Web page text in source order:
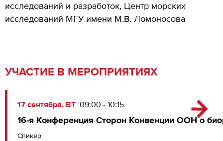
исследований и разработок, Центр морских
исследований МГУ имени М.В. Ломоносова
УЧАСТИЕ В МЕРОПРИЯТИЯХ
17 сентября, ВТ 09:00 - 10:15
16-я Конференция Сторон Конвенции ООН о
Спикер